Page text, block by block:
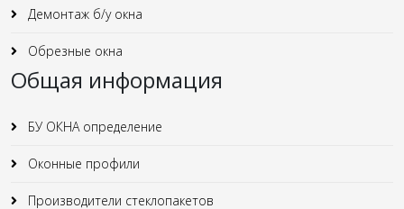
Демонтаж б/у окна
Обрезные окна
Общая информация
БУ ОКНА определение
Оконные профили
Производители стеклопакетов